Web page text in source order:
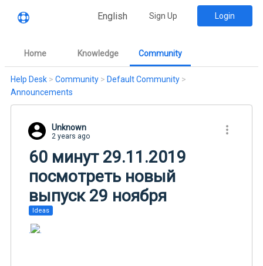
English Sign Up Login
Home Knowledge Community
Help Desk > Community > Default Community >
Announcements
Unknown
2 years ago
60 минут 29.11.2019
посмотреть новый
выпуск 29 ноября
Ideas
. .